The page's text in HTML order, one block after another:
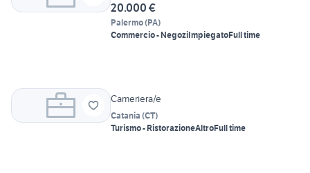
20.000 €
Palermo(PA)
Commercio - NegoziImpiegatoFull time
Cameriera/e
Catania (CT)
Turismo - RistorazioneAltroFull time